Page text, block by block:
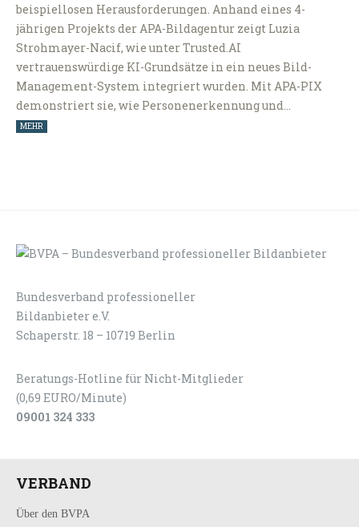
beispiellosen Herausforderungen. Anhand eines 4-
jährigen Projekts der APA-Bildagentur zeigt Luzia
Strohmayer-Nacif, wie unter Trusted.AI
vertrauenswürdige KI-Grundsätze in ein neues Bild-
Management-System integriert wurden. Mit APA-PIX
demonstriert sie, wie Personenerkennung und…
MEHR
Bundesverband professioneller
Bildanbieter e.V.
Schaperstr. 18 – 10719 Berlin
Beratungs-Hotline für Nicht-Mitglieder
(0,69 EURO/Minute)
09001 324 333
VERBAND
Über den BVPA